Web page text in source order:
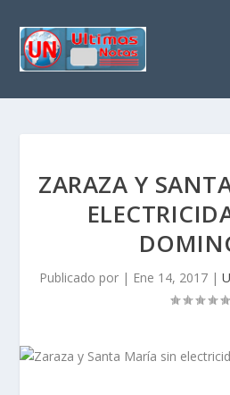
ZARAZA Y
Publicado por | Ene 14, 2017 |